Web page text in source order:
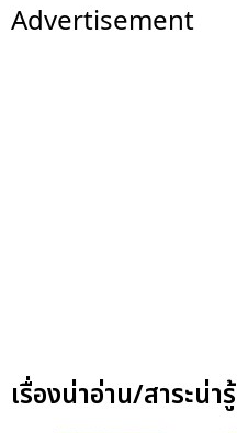
Advertisement
เรื่องน่าอ่าน/สาระน่ารู้